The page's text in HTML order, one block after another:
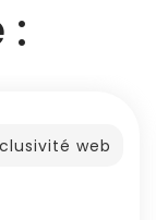
web